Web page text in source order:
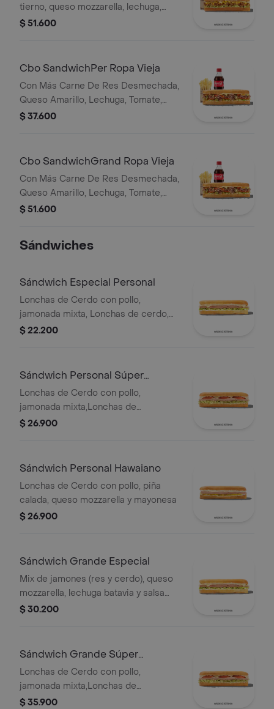
tierno, queso mozzarella, lechuga,
salsa Qbano, acompañamiento y
$ 51.600
Cbo SandwichPer Ropa Vieja
Con Más Carne De Res Desmechada,
Queso Amarillo, Lechuga, Tomate,
Pimentón, Apio, Mostaza, Salsa Bbq,
$ 37.600
Cbo SandwichGrand Ropa Vieja
Con Más Carne De Res Desmechada,
Queso Amarillo, Lechuga, Tomate,
Pimentón, Apio, Mostaza, Salsa Bbq,
$ 51.600
Sándwiches
Sándwich Especial Personal
Lonchas de Cerdo con pollo,
jamonada mixta, Lonchas de cerdo,
cordero y res, queso mozzarella,
$ 22.200
Sándwich Personal Súper
Especial
Lonchas de Cerdo con pollo,
jamonada mixta,Lonchas de
cerdo,cordero y res,
Qbano
$ 26.900
Sándwich Personal Hawaiano
Lonchas de Cerdo con pollo, piña
calada, queso mozzarella y mayonesa
$ 26.900
Sándwich Grande Especial
Mix de jamones (res y cerdo), queso
mozzarella, lechuga batavia y salsa
Qbano.
$ 30.200
Sándwich Grande Súper
Especial
Lonchas de Cerdo con pollo,
jamonada mixta,Lonchas de
cerdo,cordero y res,
$ 35.900